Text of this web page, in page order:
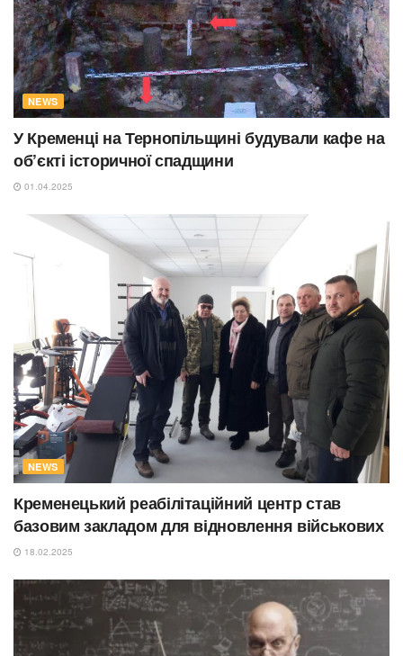
NEWS
У Кременці на Тернопільщині будували кафе на
об’єкті історичної спадщини
01.04.2025
NEWS
Кременецький реабілітаційний центр став
базовим закладом для відновлення військових
18.02.2025